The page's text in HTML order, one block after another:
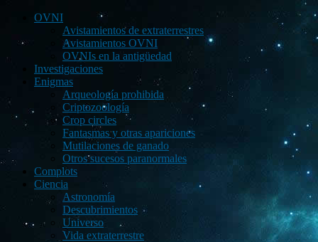
OVNI
Avistamientos de extraterrestres
Avistamientos OVNI
OVNIs en la antigüedad
Investigaciones
Enigmas
Arqueología prohibida
Criptozoología
Crop circles
Fantasmas y otras apariciones
Mutilaciones de ganado
Otros sucesos paranormales
Complots
Ciencia
Astronomía
Descubrimientos
Universo
Vida extraterrestre